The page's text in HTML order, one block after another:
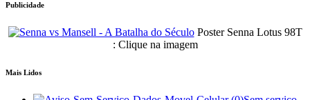
Publicidade
Poster Senna Lotus 98T
: Clique na imagem
Mais Lidos